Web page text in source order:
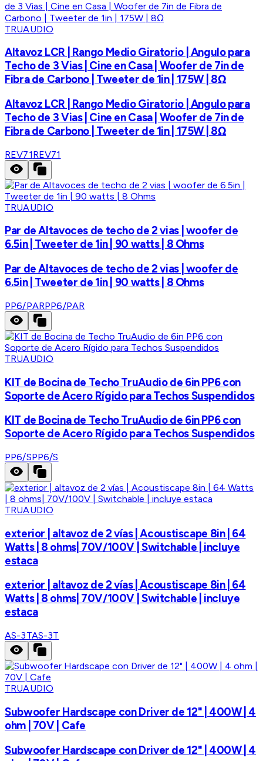
TRUAUDIO
Altavoz LCR | Rango Medio Giratorio | Angulo para
Techo de 3 Vias | Cine en Casa | Woofer de 7in de
Fibra de Carbono | Tweeter de 1in | 175W | 8Ω
Altavoz LCR | Rango Medio Giratorio | Angulo para
Techo de 3 Vias | Cine en Casa | Woofer de 7in de
Fibra de Carbono | Tweeter de 1in | 175W | 8Ω
REV71REV71
TRUAUDIO
Par de Altavoces de techo de 2 vias | woofer de
6.5in | Tweeter de 1in | 90 watts | 8 Ohms
Par de Altavoces de techo de 2 vias | woofer de
6.5in | Tweeter de 1in | 90 watts | 8 Ohms
PP6/PARPP6/PAR
TRUAUDIO
KIT de Bocina de Techo TruAudio de 6in PP6 con
Soporte de Acero Rígido para Techos Suspendidos
KIT de Bocina de Techo TruAudio de 6in PP6 con
Soporte de Acero Rígido para Techos Suspendidos
PP6/SPP6/S
TRUAUDIO
exterior | altavoz de 2 vías | Acoustiscape 8in | 64
Watts | 8 ohms| 70V/100V | Switchable | incluye
estaca
exterior | altavoz de 2 vías | Acoustiscape 8in | 64
Watts | 8 ohms| 70V/100V | Switchable | incluye
estaca
AS-3TAS-3T
TRUAUDIO
Subwoofer Hardscape con Driver de 12" | 400W | 4
ohm | 70V | Cafe
Subwoofer Hardscape con Driver de 12" | 400W | 4